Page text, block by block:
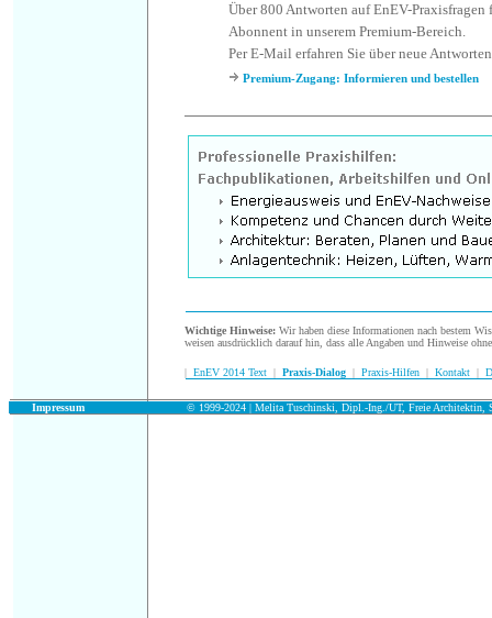
Über 800 Antworten auf EnEV-Praxisfragen
Abonnent in unserem Premium-Bereich.
Per E-Mail erfahren Sie über neue
Premium-Zugang: Informieren und bestellen
Wichtige Hinweise: Wir haben diese Informationen nach bestem
weisen ausdrücklich darauf hin, dass alle Angaben und Hinweise
| EnEV 2014 Text | Praxis-Dialog | Praxis-Hilfen | Kontakt |
Impressum © 1999-2024 | Melita Tuschinski, Dipl.-Ing./UT, Freie Architektin,